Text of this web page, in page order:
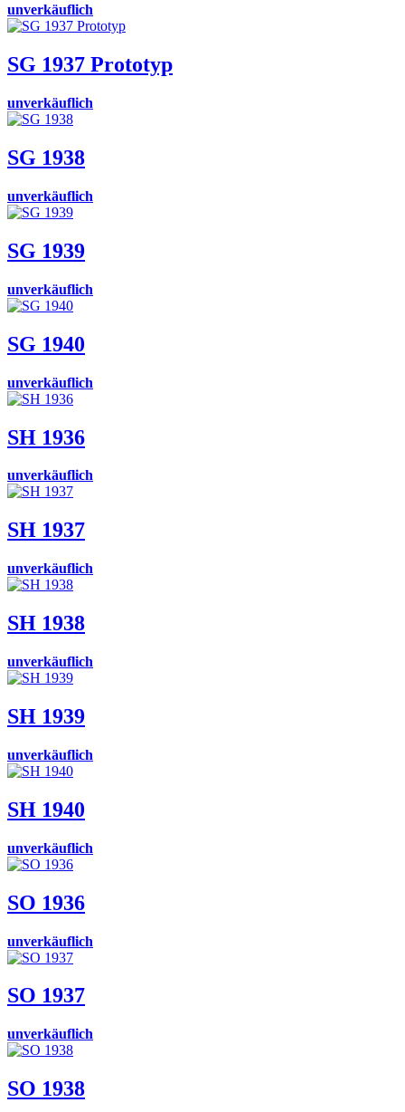
unverkäuflich
SG 1937 Prototyp
unverkäuflich
SG 1938
unverkäuflich
SG 1939
unverkäuflich
SG 1940
unverkäuflich
SH 1936
unverkäuflich
SH 1937
unverkäuflich
SH 1938
unverkäuflich
SH 1939
unverkäuflich
SH 1940
unverkäuflich
SO 1936
unverkäuflich
SO 1937
unverkäuflich
SO 1938